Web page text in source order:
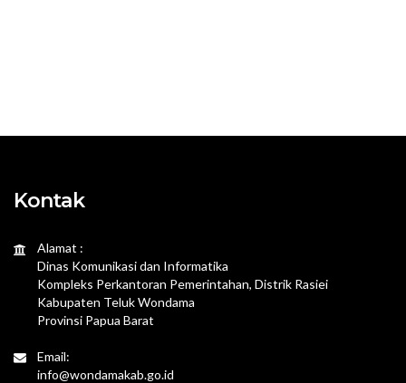
Kontak
Alamat :
Dinas Komunikasi dan Informatika
Kompleks Perkantoran Pemerintahan, Distrik Rasiei
Kabupaten Teluk Wondama
Provinsi Papua Barat
Email:
info@wondamakab.go.id